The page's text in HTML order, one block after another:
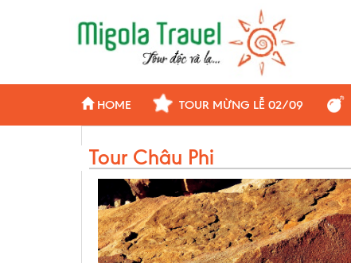
HOME TOUR MỪNG LỄ 02/09
Tour Châu Phi